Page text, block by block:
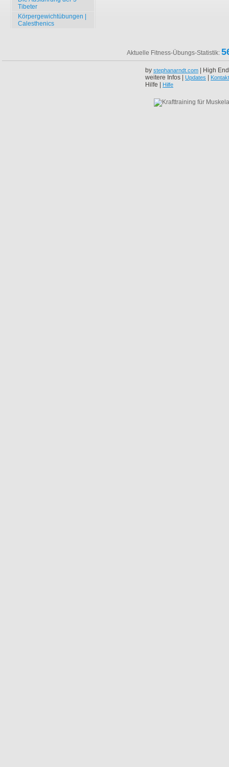
Tibeter
Körpergewichtübungen |
Calesthenics
Aktuelle Fitness-Übungs-Statistik:
by stephanarndt.com | High
weitere Infos | Updates Kontakt
Hilfe | Hilfe